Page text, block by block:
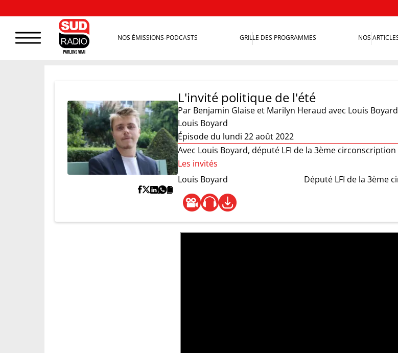
NOS ÉMISSIONS-PODCASTS GRILLE DES PROGRAMMES NOS
L'invité politique de l'été
Par Benjamin Glaise et Marilyn Heraud avec Louis Boyard
Louis Boyard
Épisode du lundi 22 août 2022
Avec Louis Boyard, député LFI de la 3ème
Les invités
Louis Boyard
Député LFI de la 3ème